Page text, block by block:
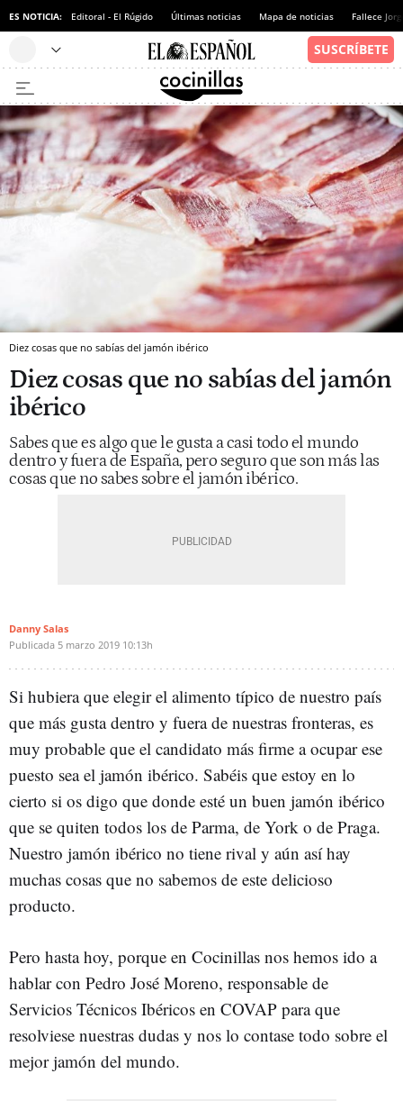
ES NOTICIA: Editoral - El Rúgido Últimas noticias Mapa de noticias Fallece
Diez cosas que no sabías del jamón ibérico
Diez cosas que no sabías del jamón
ibérico
Sabes que es algo que le gusta a casi todo el mundo
dentro y fuera de España, pero seguro que son más las
cosas que no sabes sobre el jamón ibérico.
Danny Salas
Publicada 5 marzo 2019 10:13h
Si hubiera que elegir el alimento típico de nuestro país
que más gusta dentro y fuera de nuestras fronteras, es
muy probable que el candidato más firme a ocupar ese
puesto sea el jamón ibérico. Sabéis que estoy en lo
cierto si os digo que donde esté un buen jamón ibérico
que se quiten todos los de Parma, de York o de Praga.
Nuestro jamón ibérico no tiene rival y aún así hay
muchas cosas que no sabemos de este delicioso
producto.
Pero hasta hoy, porque en Cocinillas nos hemos ido a
hablar con Pedro José Moreno, responsable de
Servicios Técnicos Ibéricos en COVAP para que
resolviese nuestras dudas y nos lo contase todo sobre el
mejor jamón del mundo.